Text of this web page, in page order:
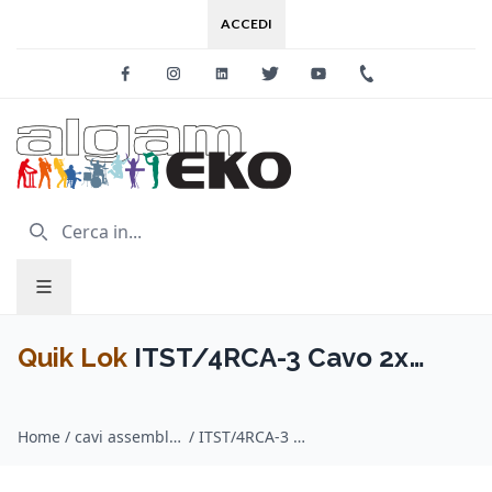
ACCEDI
FacebookInstagramLinkedinTwitter Youtube
Quik Lok ITST/4RCA-3 Cavo 2x
Home / cavi assemblati adattatori / Quik Lok / ITST/4RCA-3 Cavo 2x Spina Phono RCA / 2x Spina Phono RCA 3 mt